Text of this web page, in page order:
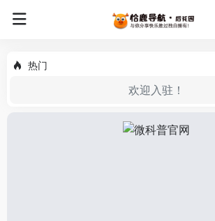
热门
欢迎入驻！